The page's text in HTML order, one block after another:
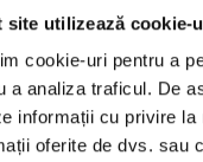
site utilizează cookie-
cookie-uri pentru a
a analiza traficul. De
informații cu privire
oferite de dvs. sau